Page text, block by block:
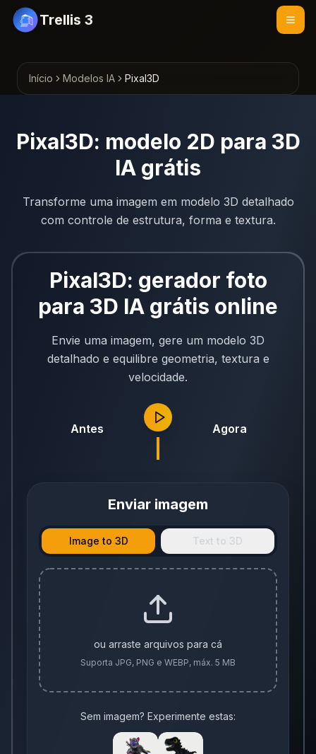
Trellis 3
Início Modelos IA Pixal3D
Pixal3D: modelo 2D para 3D
IA grátis
Transforme uma imagem em modelo 3D detalhado
com controle de estrutura, forma e textura.
Pixal3D: gerador foto
para 3D IA grátis online
Envie uma imagem, gere um modelo 3D
detalhado e equilibre geometria, textura e
velocidade.
Antes Agora
Enviar imagem
Image to 3D Text to 3D
ou arraste arquivos para cá
Suporta JPG, PNG e WEBP, máx. 5 MB
Sem imagem? Experimente estas: